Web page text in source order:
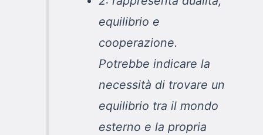
equilibrio e
cooperazione.
Potrebbe indicare la
necessità di trovare un
equilibrio tra il mondo
esterno e la propria